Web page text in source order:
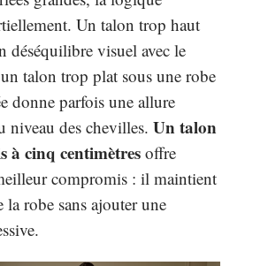
Un talon trop haut
déséquilibre visuel avec le
talon trop plat sous une robe
donne parfois une allure
niveau des chevilles. Un talon
à cinq centimètres offre
compromis : il maintient
robe sans ajouter une